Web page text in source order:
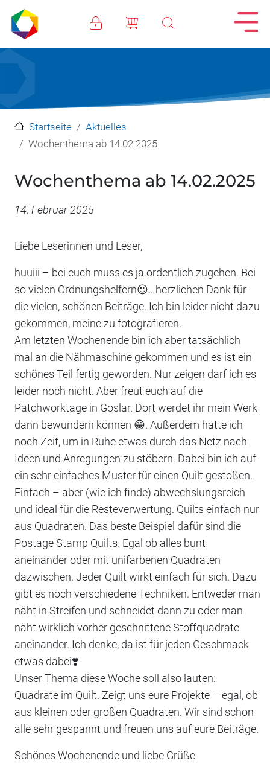
Direkt zum Inhalt
Startseite
Aktuelles
Wochenthema ab 14.02.2025
Wochenthema ab 14.02.2025
Datum
14. Februar 2025
Liebe Leserinnen und Leser,
huuiii – bei euch muss es ja ordentlich zugehen. Bei
so vielen Ordnungshelfern😉…herzlichen Dank für
die vielen, schönen Beiträge. Ich bin leider nicht dazu
gekommen, meine zu fotografieren.
Am letzten Wochenende bin ich aber tatsächlich
mal an die Nähmaschine gekommen und es ist ein
schönes Teil fertig geworden. Nur zeigen darf ich es
leider noch nicht. Aber freut euch auf die
Patchworktage in Goslar. Dort werdet ihr mein Werk
dann bewundern können 😁. Außerdem hatte ich
noch Zeit, um in Ruhe etwas durch das Netz nach
Ideen und Anregungen zu stöbern. Dabei bin ich auf
ein sehr einfaches Muster für einen Quilt gestoßen.
Einfach – aber (wie ich finde) abwechslungsreich
und ideal für die Resteverwertung. Quilts einfach nur
aus Quadraten. Das beste Beispiel dafür sind die
Postage Stamp Quilts. Egal ob alles bunt
aneinander oder mit unifarbenen Quadraten
dazwischen. Jeder Quilt wirkt einfach für sich. Dazu
gibt es noch verschiedene Techniken. Entweder man
näht in Streifen und schneidet dann zu oder man
näht wirklich vorher geschnittene Stoffquadrate
aneinander. Ich denke, da ist für jeden Geschmack
etwas dabei❣️
Unser Thema diese Woche soll also lauten:
Quadrate im Quilt. Zeigt uns eure Projekte – egal, ob
aus kleinen oder großen Quadraten. Wir sind schon
alle sehr gespannt und freuen uns auf eure Beiträge.
Schönes Wochenende und liebe Grüße